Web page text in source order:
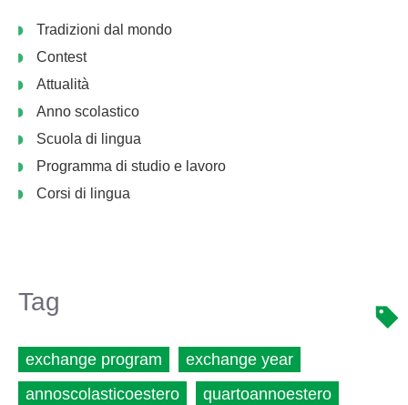
Tradizioni dal mondo
Contest
Attualità
Anno scolastico
Scuola di lingua
Programma di studio e lavoro
Corsi di lingua
Tag
exchange program
exchange year
annoscolasticoestero
quartoannoestero